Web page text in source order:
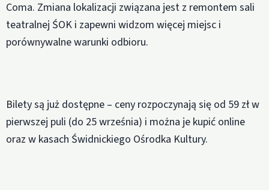
Coma. Zmiana lokalizacji związana jest z remontem sali
teatralnej ŚOK i zapewni widzom więcej miejsc i
porównywalne warunki odbioru.
Bilety są już dostępne – ceny rozpoczynają się od 59 zł w
pierwszej puli (do 25 września) i można je kupić online
oraz w kasach Świdnickiego Ośrodka Kultury.